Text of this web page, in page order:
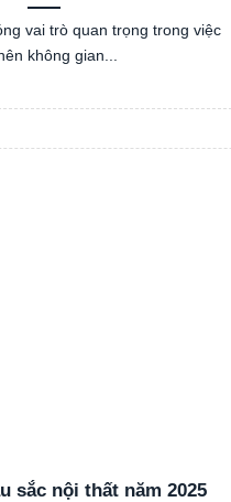
vai trò quan trọng trong việc
không gian...
sắc nội thất năm 2025